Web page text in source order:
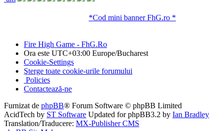
*Cod mini banner FhG.ro *
Fire High Game - FhG.Ro
Ora este UTC+03:00 Europe/Bucharest
Cookie-Settings
Şterge toate cookie-urile forumului
Policies
Contactează-ne
Furnizat de phpBB® Forum Software © phpBB Limited
AcidTech by ST Software Updated for phpBB3.2 by Ian Bradley
Translation/Traducere: MX-Publisher CMS